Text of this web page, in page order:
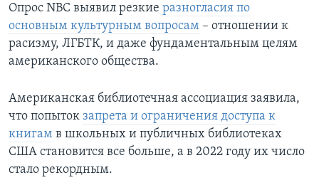
Опрос NBC выявил резкие разногласия по
основным культурным вопросам – отношении к
расизму, ЛГБТК, и даже фундаментальным целям
американского общества.
Американская библиотечная ассоциация заявила,
что попыток запрета и ограничения доступа к
книгам в школьных и публичных библиотеках
США становится все больше, а в 2022 году их число
стало рекордным.